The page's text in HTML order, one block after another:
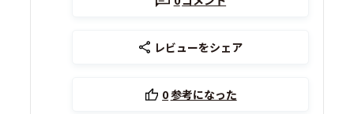
レビューをシェア
0参考になった